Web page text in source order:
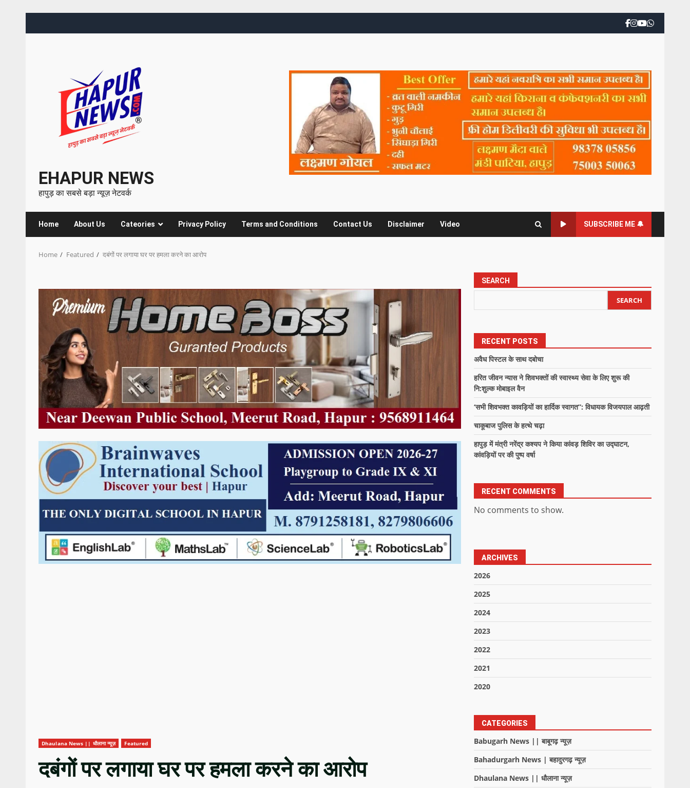
EHAPUR NEWS
हापुड़ का सबसे बड़ा न्यूज़ नेटवर्क
Home About Us Cateories Privacy Policy Terms and Conditions Contact Us Disclaimer Video SUBSCRIBE ME 🔔
Home Featured दबंगों पर लगाया घर पर हमला करने का आरोप
Dhaulana News || धौलाना न्यूज़ Featured
दबंगों पर लगाया घर पर हमला करने का आरोप
SEARCH
SEARCH
RECENT POSTS
अवैध पिस्टल के साथ दबोचा
हरित जीवन न्यास ने शिवभक्तों की स्वास्थ्य सेवा के लिए शुरू की
नि:शुल्क मोबाइल वैन
‘सभी शिवभक्त कावड़ियों का हार्दिक स्वागत”: विधायक विजयपाल आढ़ती
चाकूबाज पुलिस के हत्थे चढ़ा
हापुड़ में मंत्री नरेंद्र कश्यप ने किया कांवड़ शिविर का उद्घाटन,
कांवड़ियों पर की पुष्प वर्षा
RECENT COMMENTS
No comments to show.
ARCHIVES
2026
2025
2024
2023
2022
2021
2020
CATEGORIES
Babugarh News || बाबूगढ़ न्यूज़
Bahadurgarh News | बहादुरगढ़ न्यूज़
Dhaulana News || धौलाना न्यूज़